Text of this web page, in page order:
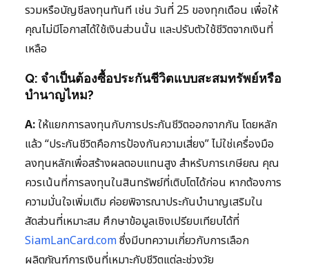
รวมหรือบัญชีลงทุนทันที เช่น วันที่ 25 ของทุกเดือน เพื่อให้
คุณไม่มีโอกาสได้ใช้เงินส่วนนั้น และปรับตัวใช้ชีวิตจากเงินที่
เหลือ
Q: จำเป็นต้องซื้อประกันชีวิตแบบสะสมทรัพย์หรือ
บำนาญไหม?
A:ให้แยกการลงทุนกับการประกันชีวิตออกจากกัน โดยหลัก
แล้ว “ประกันชีวิตคือการป้องกันความเสี่ยง” ไม่ใช่เครื่องมือ
ลงทุนหลักเพื่อสร้างผลตอบแทนสูง สำหรับการเกษียณ คุณ
ควรเน้นที่การลงทุนในสินทรัพย์ที่เติบโตได้ก่อน หากต้องการ
ความมั่นใจเพิ่มเติม ค่อยพิจารณาประกันบำนาญเสริมใน
สัดส่วนที่เหมาะสม ศึกษาข้อมูลเชิงเปรียบเทียบได้ที่
SiamLanCard.comซึ่งมีบทความเกี่ยวกับการเลือก
ผลิตภัณฑ์การเงินที่เหมาะกับชีวิตแต่ละช่วงวัย